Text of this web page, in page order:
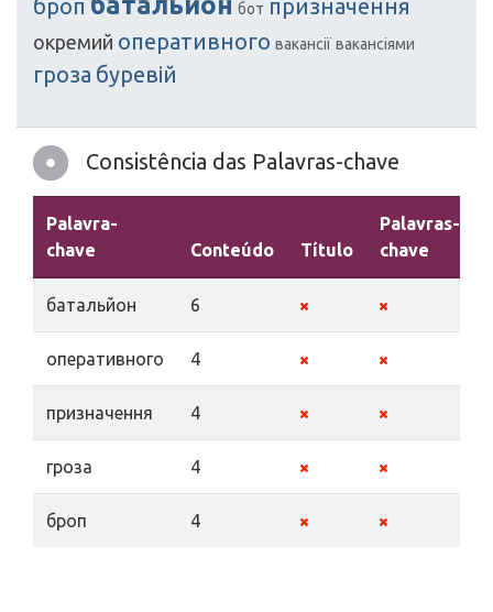
броп бот призначення
окремий оперативного вакансії вакансіями
гроза буревій
Consistência das Palavras-chave
Palavra-
chave
Conteúdo Título
Palavras-
chave
батальйон 6
оперативного 4
призначення 4
гроза 4
броп 4